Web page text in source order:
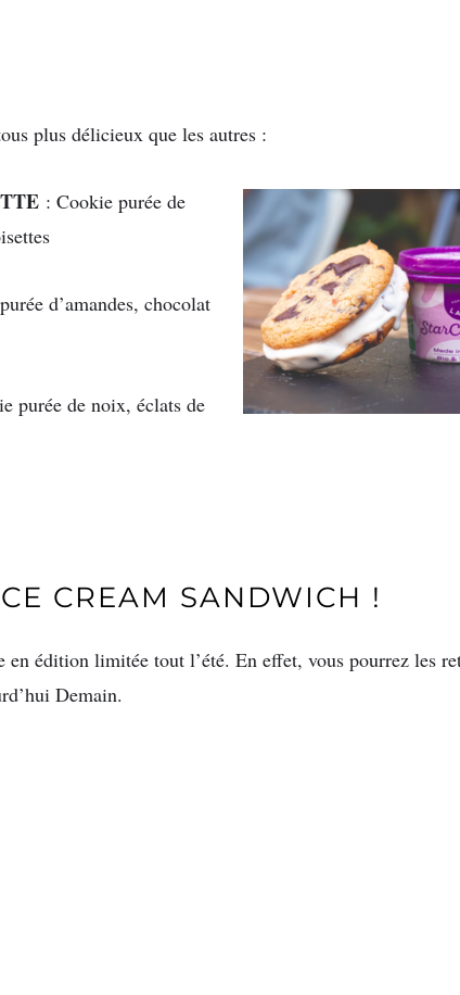
plus délicieux que les autres :
: Cookie purée de
d’amandes, chocolat
purée de noix, éclats de
CREAM SANDWICH !
édition limitée tout l’été. En effet, vous pourrez les
Demain.